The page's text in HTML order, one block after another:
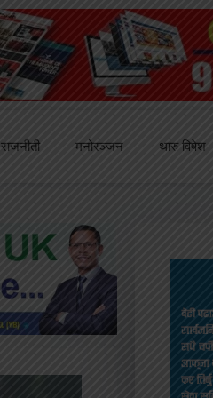
राजनीती मनोरञ्जन थारु विषेश